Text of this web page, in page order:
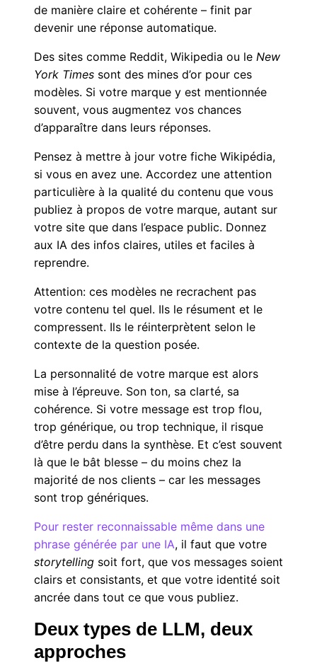
de manière claire et cohérente – finit par
devenir une réponse automatique.
Des sites comme Reddit, Wikipedia ou le New
York Times sont des mines d’or pour ces
modèles. Si votre marque y est mentionnée
souvent, vous augmentez vos chances
d’apparaître dans leurs réponses.
Pensez à mettre à jour votre fiche Wikipédia,
si vous en avez une. Accordez une attention
particulière à la qualité du contenu que vous
publiez à propos de votre marque, autant sur
votre site que dans l’espace public. Donnez
aux IA des infos claires, utiles et faciles à
reprendre.
Attention: ces modèles ne recrachent pas
votre contenu tel quel. Ils le résument et le
compressent. Ils le réinterprètent selon le
contexte de la question posée.
La personnalité de votre marque est alors
mise à l’épreuve. Son ton, sa clarté, sa
cohérence. Si votre message est trop flou,
trop générique, ou trop technique, il risque
d’être perdu dans la synthèse. Et c’est souvent
là que le bât blesse – du moins chez la
majorité de nos clients – car les messages
sont trop génériques.
Pour rester reconnaissable même dans une
phrase générée par une IA, il faut que votre
storytelling soit fort, que vos messages soient
clairs et consistants, et que votre identité soit
ancrée dans tout ce que vous publiez.
Deux types de LLM, deux
approches